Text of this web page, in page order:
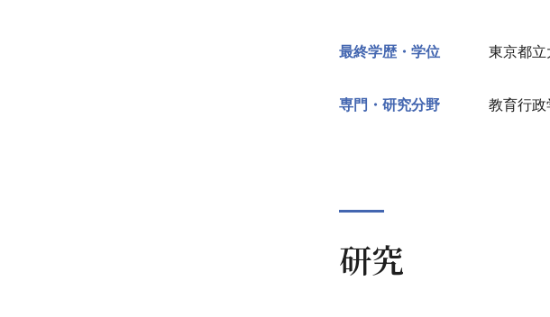
最終学歴・学位 東京都立
専門・研究分野 教育行政
研究